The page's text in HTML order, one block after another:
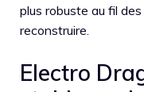
plus robuste au fil
reconstruire.
Electro